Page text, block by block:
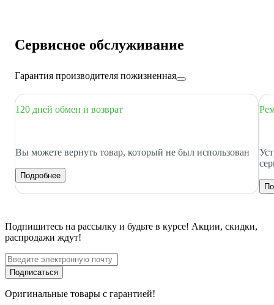
Сервисное обслуживание
Гарантия производителя пожизненная
120 дней обмен и возврат
Вы можете вернуть товар, который не был использован
Подробнее
Подпишитесь на рассылку и будьте в курсе! Акции, скидки,
распродажи ждут!
Подписаться
Оригинальные товары с гарантией!